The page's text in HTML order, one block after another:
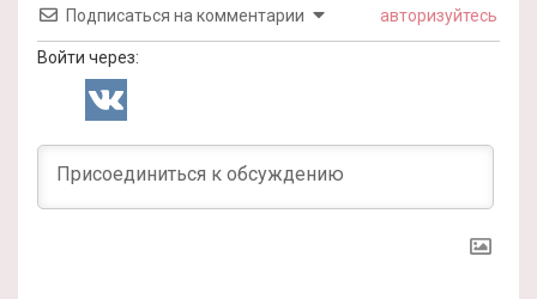
Подписаться на комментарии авторизуйтесь
Войти через: